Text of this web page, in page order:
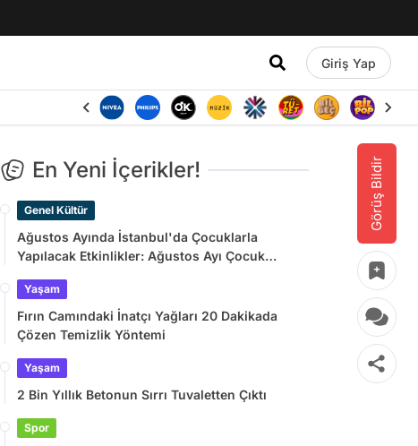
Giriş Yap
Görüş Bildir
En Yeni İçerikler!
Genel Kültür
Ağustos Ayında İstanbul'da Çocuklarla
Yapılacak Etkinlikler: Ağustos Ayı Çocuk
Yaşam
Fırın Camındaki İnatçı Yağları 20 Dakikada
Çözen Temizlik Yöntemi
Yaşam
2 Bin Yıllık Betonun Sırrı Tuvaletten Çıktı
Spor